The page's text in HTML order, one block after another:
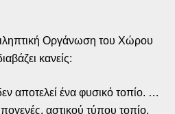
Οργάνωση του Χώρου
κανείς:
αποτελεί ένα φυσικό τοπίο. …
αστικού τύπου τοπίο.